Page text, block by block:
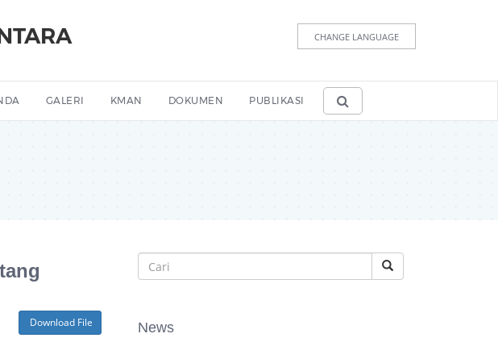
CHANGE LANGUAGE
GALERI KMAN DOKUMEN PUBLIKASI
Download File News